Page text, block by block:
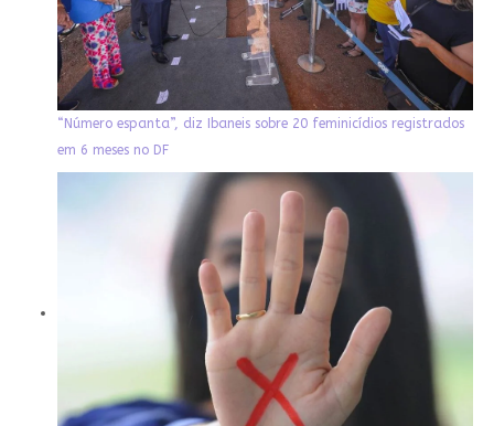
“Número espanta”, diz Ibaneis sobre 20 feminicídios registrados
em 6 meses no DF